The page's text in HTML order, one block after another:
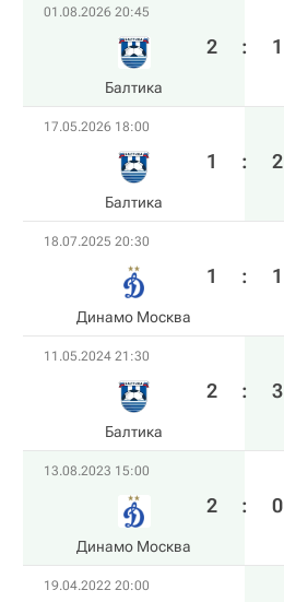
01.08.2026 20:45
Балтика
2 : 1
17.05.2026 18:00
Балтика
1 : 2
18.07.2025 20:30
Динамо Москва
1 : 1
11.05.2024 21:30
Балтика
2 : 3
13.08.2023 15:00
Динамо Москва
2 : 0
19.04.2022 20:00